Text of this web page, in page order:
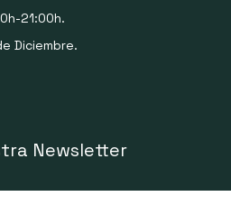
21:00h.
Diciembre.
Newsletter